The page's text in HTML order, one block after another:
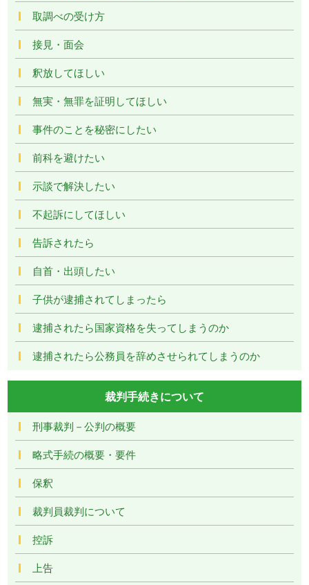
取調べの受け方
接見・面会
釈放してほしい
無実・無罪を証明してほしい
事件のことを秘密にしたい
前科を避けたい
示談で解決したい
不起訴にしてほしい
告訴されたら
自首・出頭したい
子供が逮捕されてしまったら
逮捕されたら国家資格を失ってしまうのか
逮捕されたら公務員を辞めさせられてしまうのか
裁判手続きについて
刑事裁判－公判の概要
略式手続の概要・要件
保釈
裁判員裁判について
控訴
上告